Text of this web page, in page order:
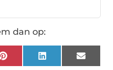
dan op:
PinterestLinkedInEmail